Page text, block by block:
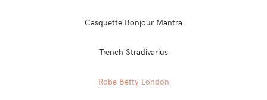
Casquette Bonjour Mantra
Trench Stradivarius
Robe Betty London